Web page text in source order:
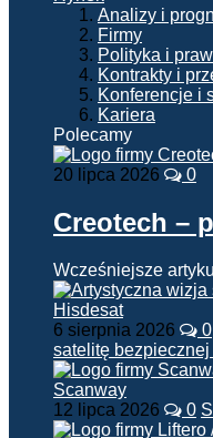
Analizy i
Firmy
Polityka i
Kontrakty i
Konferencje i
Kariera
Polecamy
20 lipca 2026 0
Creotech –
Wcześniejsze
6 sierpnia 2026 0
satelitę bezpiecznej
12 lipca 2026 0